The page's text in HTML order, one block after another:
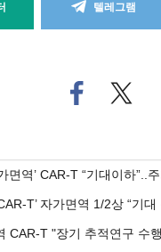
텔레그램
페
이
로
사
유
트위
터로
면역’ CAR-T “기대이하”..
T’ 자가면역 1/2상 “기
CAR-T "장기 추적연구 수